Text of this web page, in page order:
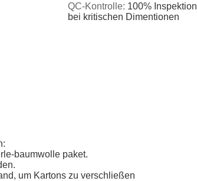
QC-Kontrolle: 100% Inspektion
bei kritischen Dimentionen
baumwolle paket.
um Kartons zu verschließen